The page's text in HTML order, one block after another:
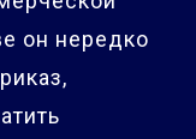
он нередко